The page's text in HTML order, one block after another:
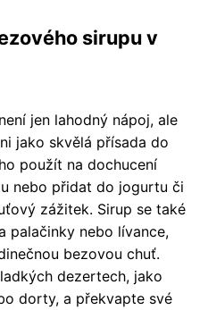
sirupu v
jen lahodný nápoj, ale
jako skvělá přísada do
použít na dochucení
nebo přidat do jogurtu či
zážitek. Sirup se také
palačinky nebo lívance,
bezovou chuť.
dezertech, jako
dorty, a překvapte své